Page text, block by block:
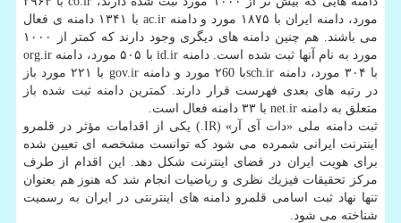
مورد، دامنه ایران با ۱۸۷۵ مورد و دامنه ac.ir با ۱۳۴۱ دامنه ی فعال
می باشند. هم چنین دامنه های دیگری وجود دارند كه كمتر از ۱۰۰۰
مورد به نام آنها ثبت شده است. دامنه id.ir با ۵۰۵ مورد، دامنه org.ir
با ۳۰۴ مورد، دامنه sch.irبا ۲60 مورد و دامنه gov.ir با ۲۲۱ مورد باز
در رتبه های بعدی فهرست قرار دارند. كمترین دامنه ثبت شده باز
متعلق به دامنه net.ir با ۳۳ دامنه فعال است.
ثبت دامنه ملی «دات آی آر» (IR.) یكی از اقدامات مؤثر در قلمرو
اینترنت ایرانی شمرده می شود كه توانست مشخصه ای تعیین شده
برای هویت ایران در فضای اینترنت شكل دهد. این اقدام از طرف
مركز تحقیقات فیزیك نظری و ریاضیات انجام شد كه هنوز هم بعنوان
تنها نهاد ثبت اسامی قلمرو دامنه های اینترنتی در ایران به رسمیت
شناخته می شود.